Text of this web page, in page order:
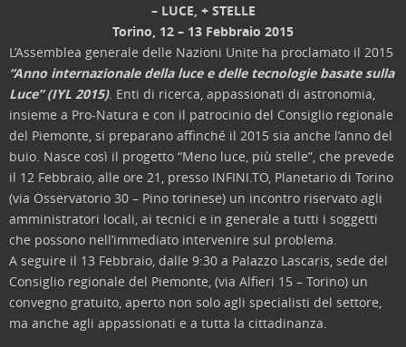
– LUCE, + STELLE
Torino, 12 – 13 Febbraio 2015
L’Assemblea generale delle Nazioni Unite ha proclamato il 2015
“Anno internazionale della luce e delle tecnologie basate sulla
Luce” (IYL 2015). Enti di ricerca, appassionati di astronomia,
insieme a Pro-Natura e con il patrocinio del Consiglio regionale
del Piemonte, si preparano affinché il 2015 sia anche l’anno del
buio. Nasce così il progetto “Meno luce, più stelle”, che prevede
il 12 Febbraio, alle ore 21, presso INFINI.TO, Planetario di Torino
(via Osservatorio 30 – Pino torinese) un incontro riservato agli
amministratori locali, ai tecnici e in generale a tutti i soggetti
che possono nell’immediato intervenire sul problema.
A seguire il 13 Febbraio, dalle 9:30 a Palazzo Lascaris, sede del
Consiglio regionale del Piemonte, (via Alfieri 15 – Torino) un
convegno gratuito, aperto non solo agli specialisti del settore,
ma anche agli appassionati e a tutta la cittadinanza.